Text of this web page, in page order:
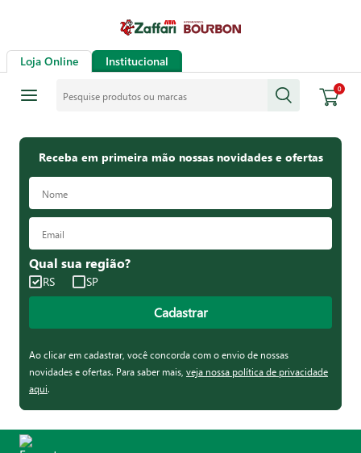
Loja Online Institucional
0
Receba em primeira mão nossas novidades e ofertas
Qual sua região?
RS SP
Cadastrar
Ao clicar em cadastrar, você concorda com o envio de nossas
novidades e ofertas. Para saber mais, veja nossa política de privacidade
aqui.